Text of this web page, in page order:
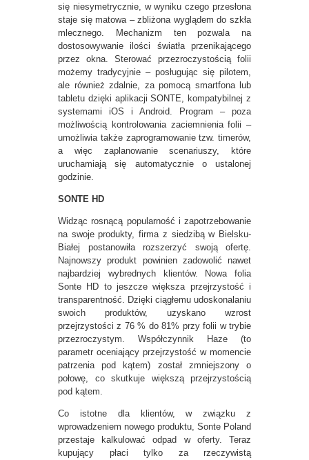
się niesymetrycznie, w wyniku czego przesłona
staje się matowa – zbliżona wyglądem do szkła
mlecznego. Mechanizm ten pozwala na
dostosowywanie ilości światła przenikającego
przez okna. Sterować przezroczystością folii
możemy tradycyjnie – posługując się pilotem,
ale również zdalnie, za pomocą smartfona lub
tabletu dzięki aplikacji SONTE, kompatybilnej z
systemami iOS i Android. Program – poza
możliwością kontrolowania zaciemnienia folii –
umożliwia także zaprogramowanie tzw. timerów,
a więc zaplanowanie scenariuszy, które
uruchamiają się automatycznie o ustalonej
godzinie.
SONTE HD
Widząc rosnącą popularność i zapotrzebowanie
na swoje produkty, firma z siedzibą w Bielsku-
Białej postanowiła rozszerzyć swoją ofertę.
Najnowszy produkt powinien zadowolić nawet
najbardziej wybrednych klientów. Nowa folia
Sonte HD to jeszcze większa przejrzystość i
transparentność. Dzięki ciągłemu udoskonalaniu
swoich produktów, uzyskano wzrost
przejrzystości z 76 % do 81% przy folii w trybie
przezroczystym. Współczynnik Haze (to
parametr oceniający przejrzystość w momencie
patrzenia pod kątem) został zmniejszony o
połowę, co skutkuje większą przejrzystością
pod kątem.
Co istotne dla klientów, w związku z
wprowadzeniem nowego produktu, Sonte Poland
przestaje kalkulować odpad w oferty. Teraz
kupujący płaci tylko za rzeczywistą